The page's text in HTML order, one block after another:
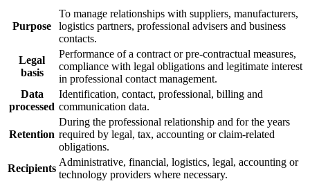
Purpose
To manage relationships with suppliers, manufacturers,
logistics partners, professional advisers and business
contacts.
Legal
basis
Performance of a contract or pre-contractual measures,
compliance with legal obligations and legitimate interest
in professional contact management.
Data
processed
Identification, contact, professional, billing and
communication data.
Retention
During the professional relationship and for the years
required by legal, tax, accounting or claim-related
obligations.
Recipients
Administrative, financial, logistics, legal, accounting or
technology providers where necessary.